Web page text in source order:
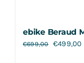
ebike Beraud
€699,00 €499,00